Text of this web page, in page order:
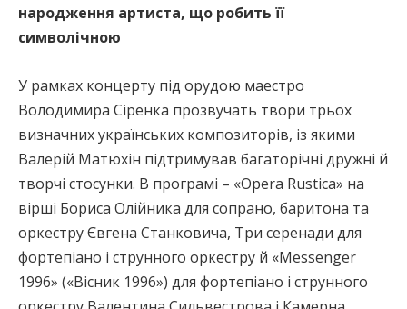
народження артиста, що робить її
символічною
У рамках концерту під орудою маестро
Володимира Сіренка прозвучать твори трьох
визначних українських композиторів, із якими
Валерій Матюхін підтримував багаторічні дружні й
творчі стосунки. В програмі – «Opera Rustica» на
вірші Бориса Олійника для сопрано, баритона та
оркестру Євгена Станковича, Три серенади для
фортепіано і струнного оркестру й «Messenger
1996» («Вісник 1996») для фортепіано і струнного